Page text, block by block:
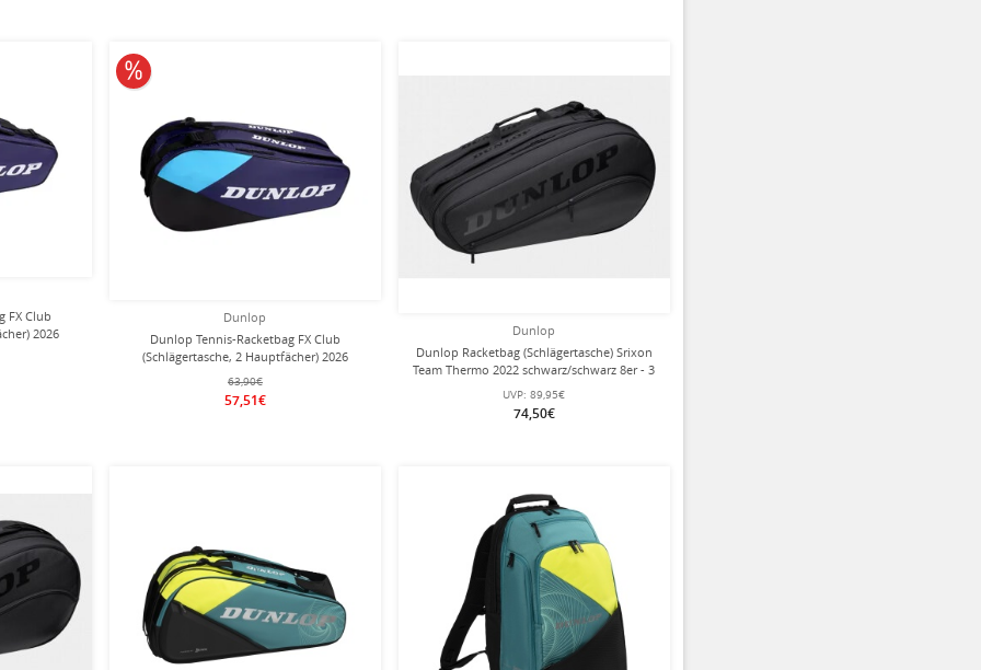
FX Club
2026
Dunlop
Dunlop Tennis-Racketbag FX Club
(Schlägertasche, 2 Hauptfächer) 2026
violett/schwarz 6er
63,90€
57,51€
10% reduziert
Dunlop
Dunlop Racketbag (Schlägertasche) Srixon
Team Thermo 2022 schwarz/schwarz 8er - 3
Hauptfächer
UVP: 89,95€
74,50€